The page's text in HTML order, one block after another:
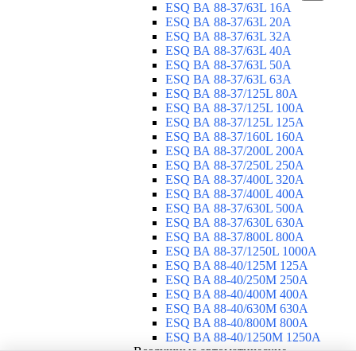
ESQ ВА 88-37/63L 16A
ESQ ВА 88-37/63L 20A
ESQ ВА 88-37/63L 32A
ESQ ВА 88-37/63L 40A
ESQ ВА 88-37/63L 50A
ESQ ВА 88-37/63L 63A
ESQ ВА 88-37/125L 80A
ESQ ВА 88-37/125L 100A
ESQ ВА 88-37/125L 125A
ESQ ВА 88-37/160L 160A
ESQ ВА 88-37/200L 200A
ESQ ВА 88-37/250L 250A
ESQ ВА 88-37/400L 320A
ESQ ВА 88-37/400L 400A
ESQ ВА 88-37/630L 500A
ESQ ВА 88-37/630L 630A
ESQ ВА 88-37/800L 800A
ESQ ВА 88-37/1250L 1000A
ESQ BA 88-40/125M 125A
ESQ BA 88-40/250M 250A
ESQ BA 88-40/400M 400A
ESQ BA 88-40/630М 630A
ESQ BA 88-40/800M 800A
ESQ BA 88-40/1250М 1250A